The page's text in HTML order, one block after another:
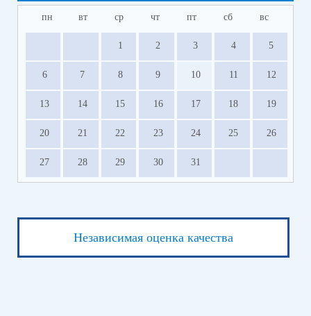
пн вт ср чт пт сб вс
1 2 3 4 5
6 7 8 9 10 11 12
13 14 15 16 17 18 19
20 21 22 23 24 25 26
27 28 29 30 31
Независимая оценка качества